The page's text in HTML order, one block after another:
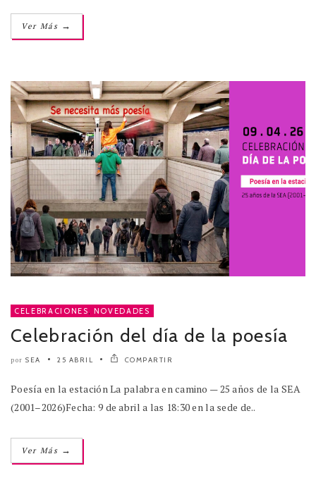
Ver Más →
CELEBRACIONES, NOVEDADES
Celebración del día de la poesía
por SEA 25 ABRIL COMPARTIR
Poesía en la estación La palabra en camino — 25 años de la SEA
(2001–2026)Fecha: 9 de abril a las 18:30 en la sede de..
Ver Más →